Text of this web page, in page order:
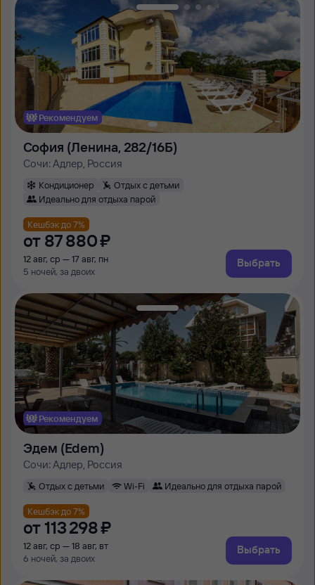
Рекомендуем
София (Ленина, 282/16Б)
Сочи: Адлер, Россия
Кондиционер
Отдых с детьми
Идеально для отдыха парой
Кешбэк до 7%
от 87 ⁠880 ⁠₽
12 авг, ср — 17 авг, пн
5 ночей, за двоих
Выбрать
Рекомендуем
Эдем (Edem)
Сочи: Адлер, Россия
Отдых с детьми Wi-Fi Идеально для отдыха парой
Кешбэк до 7%
от 113 ⁠298 ⁠₽
12 авг, ср — 18 авг, вт
6 ночей, за двоих
Выбрать